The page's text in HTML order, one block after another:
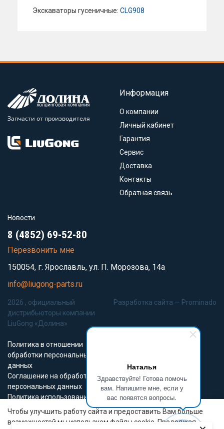
Наталья
Здравствуйте! Готова помочь
вам. Напишите мне, если у
вас появятся вопросы.
Экскаваторы гусеничные: CLG908
Запчасти от производителя
Информация
О компании
Личный кабинет
Гарантия
Сервис
Доставка
Контакты
Обратная связь
Новости
8 (4852) 69-52-80
Перезвонить мне
150054, г. Ярославль, ул. П. Морозова, 14а
info@liugong-parts.ru
2026 , официальный
дистрибьюторы компании
LiuGong «Долина»
Политика в отношении
обработки персональных
данных
Соглашение на обработку
персональных данных
Политика использования
Cookie-файлов
Разработка сайта — Prominado
Все материалы данного сайта являются объектами авторского права (в
Чтобы улучшить работу сайта и предоставить Вам больше
возможностей мы используем файлы cookie. Продолжая